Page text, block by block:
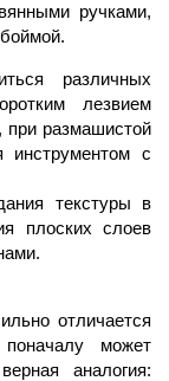
ручками,
различных
лезвием
при размашистой
инструментом с
текстуры в
плоских слоев
отличается
может
аналогия: